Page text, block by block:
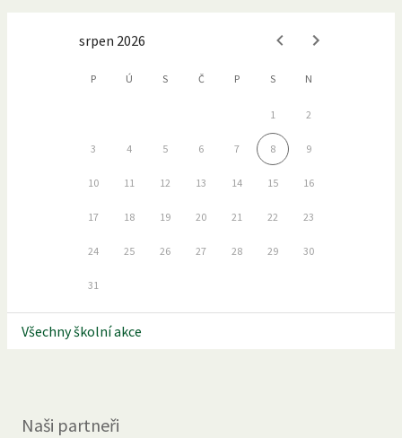
srpen 2026
P Ú S Č P S N
1 2
3 4 5 6 7 8 9
10 11 12 13 14 15 16
17 18 19 20 21 22 23
24 25 26 27 28 29 30
31
Všechny školní akce
Naši partneři